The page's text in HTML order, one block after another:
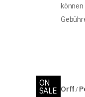
ON
SALE Orff